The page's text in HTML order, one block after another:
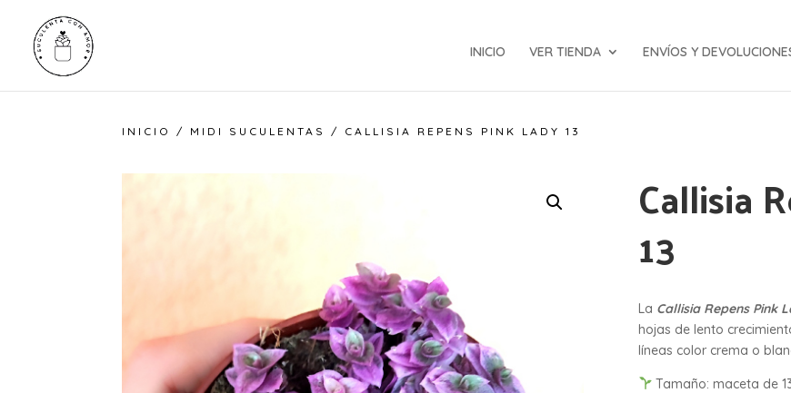
INICIO VER TIENDA ENVÍOS Y
INICIO / MIDI SUCULENTAS / CALLISIA REPENS PINK LADY 13
Callisia
13
La Callisia Repens Pink
hojas de lento
líneas color crema o
Tamaño: maceta de